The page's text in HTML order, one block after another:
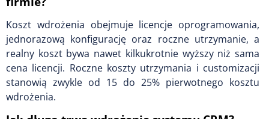
Koszt wdrożenia obejmuje licencje oprogramowania,
jednorazową konfigurację oraz roczne utrzymanie, a
realny koszt bywa nawet kilkukrotnie wyższy niż sama
cena licencji. Roczne koszty utrzymania i customizacji
stanowią zwykle od 15 do 25% pierwotnego kosztu
wdrożenia.